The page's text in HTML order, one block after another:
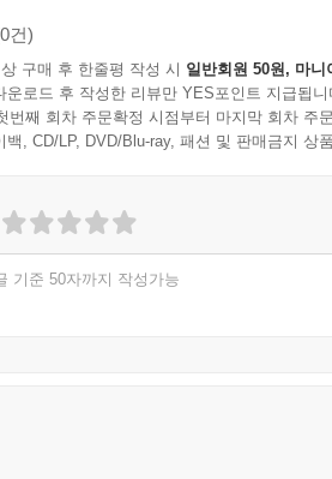
건)
구매 후 한줄평 작성 시 일반회원 50원, 마니
운로드 후 작성한 리뷰만 YES포인트 지급됩니
번째 회차 주문확정 시점부터 마지막 회차 주
백, CD/LP, DVD/Blu-ray, 패션 및 판매금지 상
기준 50자까지 작성가능